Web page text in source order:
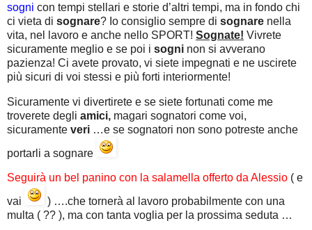
sogni con tempi stellari e storie d’altri tempi, ma in fondo chi
ci vieta di sognare? Io consiglio sempre di sognare nella
vita, nel lavoro e anche nello SPORT! Sognate! Vivrete
sicuramente meglio e se poi i sogni non si avverano
pazienza! Ci avete provato, vi siete impegnati e ne uscirete
più sicuri di voi stessi e più forti interiormente!
Sicuramente vi divertirete e se siete fortunati come me
troverete degli amici, magari sognatori come voi,
sicuramente veri …e se sognatori non sono potreste anche
portarli a sognare
Seguirà un bel panino con la salamella offerto da Alessio ( e
vai
) ….che tornerà al lavoro probabilmente con una
multa ( ?? ), ma con tanta voglia per la prossima seduta …